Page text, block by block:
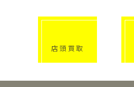
店頭買取